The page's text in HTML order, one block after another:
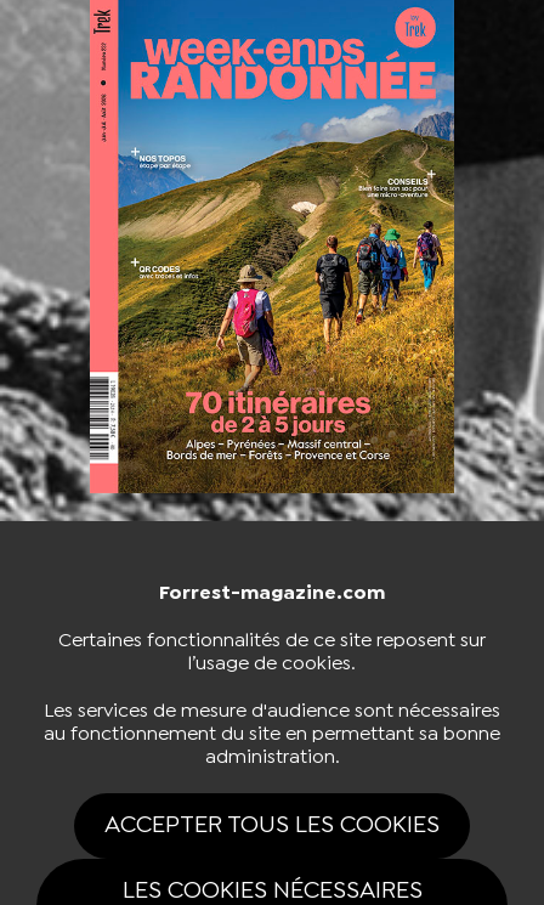
Forrest-magazine.com
Certaines fonctionnalités de ce site reposent sur
l’usage de cookies.
Les services de mesure d'audience sont nécessaires
au fonctionnement du site en permettant sa bonne
administration.
ACCEPTER TOUS LES COOKIES
LES COOKIES NÉCESSAIRES
NOUS CONTACTER BOUTIQUE